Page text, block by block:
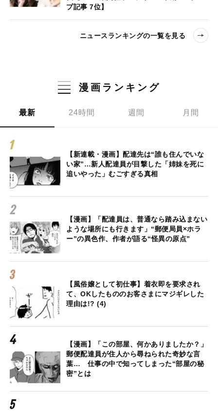
プ記事 7位】
ニュースランキングの一覧を見る
漫画ランキング
最新 24時間 週間 月間
【新連載・漫画】配達先は“誰も住んでいな
い家”…新人配達員が目撃した「姉妹を死に
追いやった」むごすぎる真相
【漫画】「配達員は、普通なら踏み込まない
ような場所にも行きます」“郵便局員×ホラ
ー”の異色作、作者が語る“怪異の原点”
【風俗嬢として初仕事】着衣即を要求され
て、OKしたもののお客さまにマジギレした
理由は!? (4)
【漫画】「この部屋、何かありましたか？」
郵便配達員が住人から尋ねられた奇妙な言
葉… 仕事の中で知ってしまった“部屋の秘
密”とは